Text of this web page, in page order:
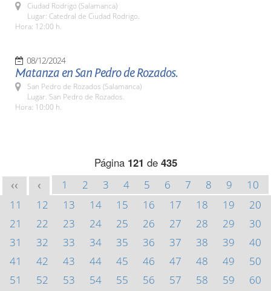
Ciudad Rodrigo (Salamanca)
Lugar: Catedral de Ciudad Rodrigo.
Hora: 12:00 h.
08/12/2024
Matanza en San Pedro de Rozados.
San Pedro de Rozados (Salamanca)
Lugar. San Pedro de Rozados.
Hora: 10:00 h.
Página 121 de 435
<< < 1 2 3 4 5 6 7 8 9
10
11
12 13 14 15 16 17 18 19
20
21
22 23 24 25 26 27 28 29
30
31
32 33 34 35 36 37 38 39
40
41
42 43 44 45 46 47 48 49
50
51
52 53 54 55 56 57 58 59
60